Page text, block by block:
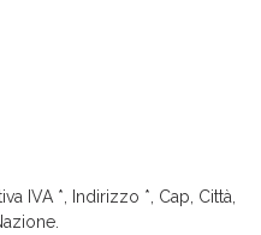
IVA *, Indirizzo *, Cap, Città,